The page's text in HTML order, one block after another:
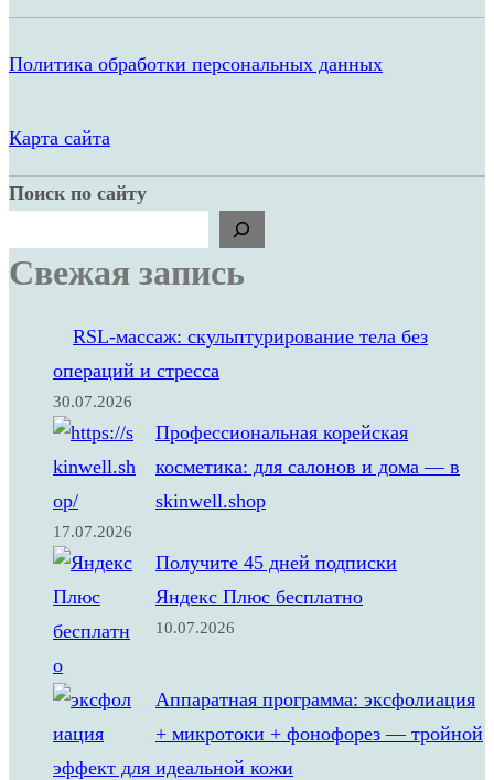
Политика обработки персональных данных
Карта сайта
Поиск по сайту
Свежая запись
RSL‑массаж: скульптурирование тела без
операций и стресса
30.07.2026
Профессиональная корейская
косметика: для салонов и дома — в
skinwell.shop
17.07.2026
Получите 45 дней подписки
Яндекс Плюс бесплатно
10.07.2026
Аппаратная программа: эксфолиация
+ микротоки + фонофорез — тройной
эффект для идеальной кожи